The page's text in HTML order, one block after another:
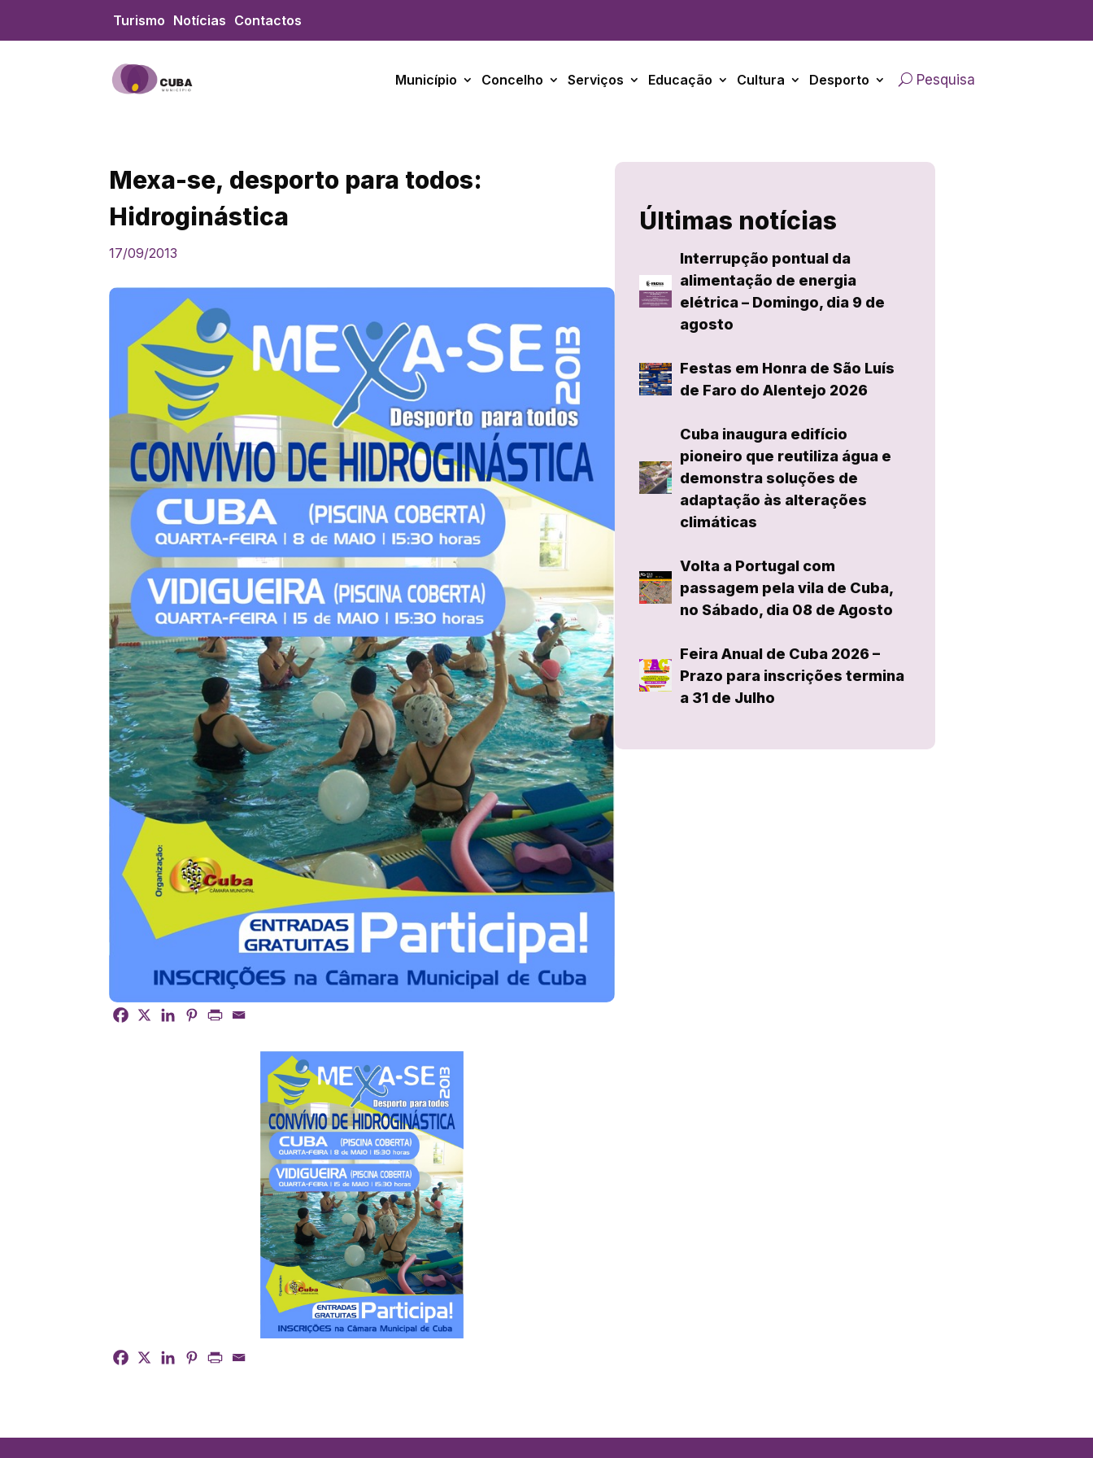
content
Turismo Notícias Contactos
Município Concelho Serviços Educação Cultura Desporto Pesquisa
Mexa-se, desporto para todos:
Hidroginástica
17/09/2013
Últimas notícias
Interrupção pontual da
alimentação de energia
elétrica – Domingo, dia 9 de
agosto
Festas em Honra de São Luís
de Faro do Alentejo 2026
Cuba inaugura edifício
pioneiro que reutiliza água e
demonstra soluções de
adaptação às alterações
climáticas
Volta a Portugal com
passagem pela vila de Cuba,
no Sábado, dia 08 de Agosto
Feira Anual de Cuba 2026 –
Prazo para inscrições termina
a 31 de Julho